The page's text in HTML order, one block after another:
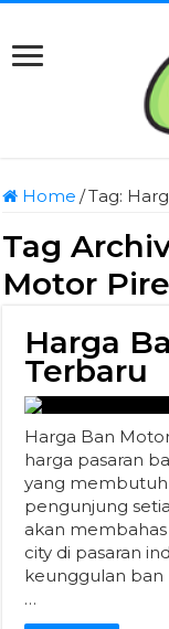
Home /Tag:
Tag
Motor
Harga
Terbaru
Harga Ban
harga pasaran
yang
pengunjung
akan
city di pasaran
keunggulan ban
…